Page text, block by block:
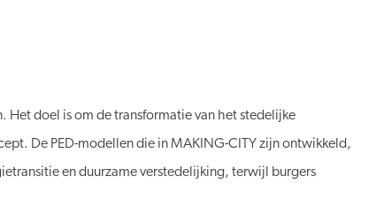
Het doel is om de transformatie van het stedelijke
De PED-modellen die in MAKING-CITY zijn ontwikkeld,
en duurzame verstedelijking, terwijl burgers